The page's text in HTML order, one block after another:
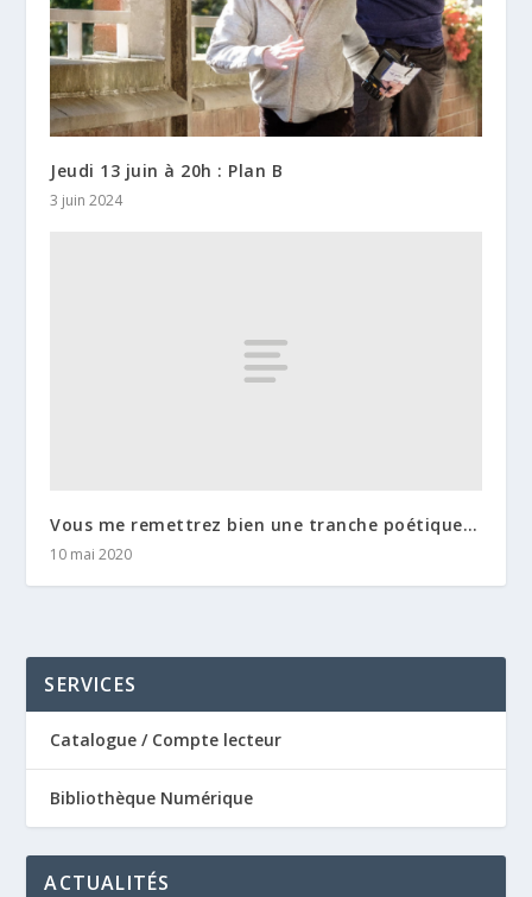
Jeudi 13 juin à 20h : Plan B
3 juin 2024
Vous me remettrez bien une tranche poétique…
10 mai 2020
SERVICES
Catalogue / Compte lecteur
Bibliothèque Numérique
ACTUALITÉS